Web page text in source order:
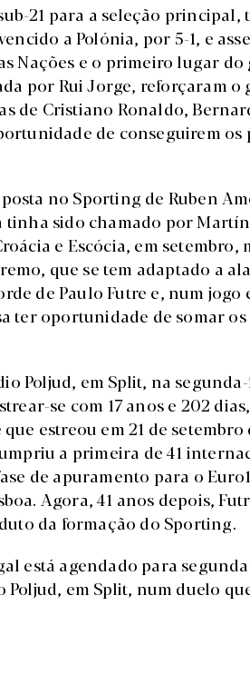
21 para a seleção
a Polónia, por 5-1, e
Nações e o primeiro lugar
por Rui Jorge, reforçaram
de Cristiano Ronaldo,
de conseguirem
no Sporting de Ruben
tinha sido chamado por
e Escócia, em setembro,
que se tem adaptado a
de Paulo Futre e, num jogo
ter oportunidade de somar
Poljud, em Split, na
se com 17 anos e 202
estreou em 21 de setembro
a primeira de 41
de apuramento para o
Agora, 41 anos depois,
da formação do Sporting.
está agendado para
Poljud, em Split, num duelo